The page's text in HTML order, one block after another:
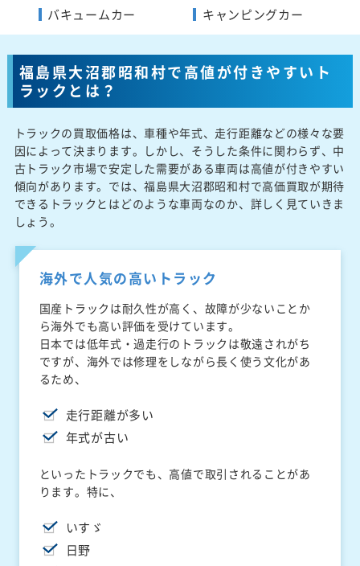
バキュームカー
キャンピングカー
福島県大沼郡昭和村で高値が付きやすいト
ラックとは？
トラックの買取価格は、車種や年式、走行距離などの様々な要
因によって決まります。しかし、そうした条件に関わらず、中
古トラック市場で安定した需要がある車両は高値が付きやすい
傾向があります。では、福島県大沼郡昭和村で高価買取が期待
できるトラックとはどのような車両なのか、詳しく見ていきま
しょう。
海外で人気の高いトラック
国産トラックは耐久性が高く、故障が少ないことか
ら海外でも高い評価を受けています。
日本では低年式・過走行のトラックは敬遠されがち
ですが、海外では修理をしながら長く使う文化があ
るため、
走行距離が多い
年式が古い
といったトラックでも、高値で取引されることがあ
ります。特に、
いすゞ
日野